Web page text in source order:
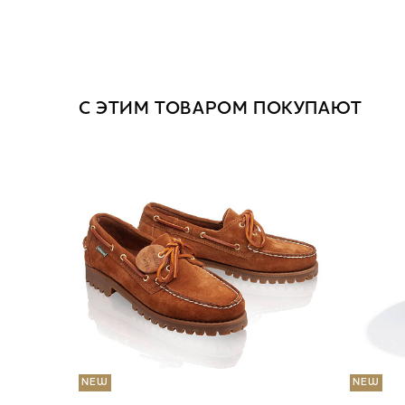
С ЭТИМ ТОВАРОМ ПОКУПАЮТ
NEW NEW